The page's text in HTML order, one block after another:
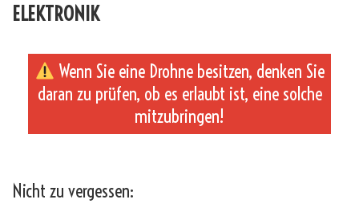
ELEKTRONIK
Wenn Sie eine Drohne besitzen, denken Sie
daran zu prüfen, ob es erlaubt ist, eine solche
mitzubringen!
Nicht zu vergessen: